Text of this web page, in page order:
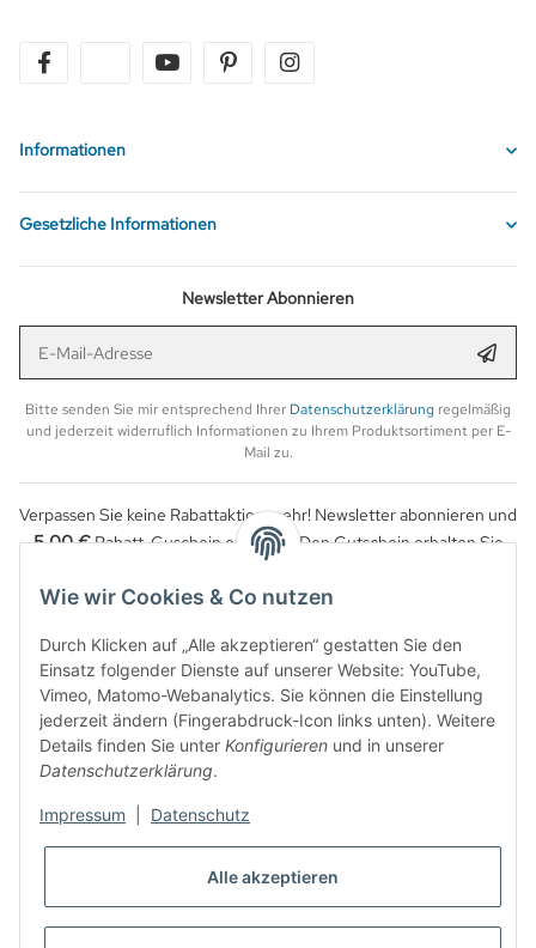
Wie wir Cookies & Co nutzen
Durch Klicken auf „Alle akzeptieren“ gestatten Sie den
Einsatz folgender Dienste auf unserer Website: YouTube,
Vimeo, Matomo-Webanalytics. Sie können die Einstellung
jederzeit ändern (Fingerabdruck-Icon links unten). Weitere
Details finden Sie unter Konfigurieren und in unserer
Datenschutzerklärung.
Impressum Datenschutz
Alle akzeptieren
twitter youtube pinterest
Informationen
Gesetzliche Informationen
Newsletter Abonnieren
Bitte senden Sie mir entsprechend Ihrer Datenschutzerklärung regelmäßig
und jederzeit widerruflich Informationen zu Ihrem Produktsortiment per E-
Mail zu.
Verpassen Sie keine Rabattaktion mehr! Newsletter abonnieren und
5,00 €Rabatt-Guschein erhalten. Den Gutschein erhalten Sie
per Email nach der erfolgreichen Bestätigung Ihrer Email-Adresse.
WIDERRUFSBUTTON